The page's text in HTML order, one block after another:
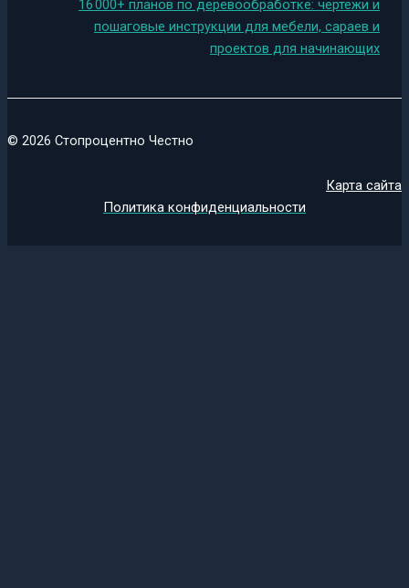
16 000+ планов по деревообработке: чертежи и
пошаговые инструкции для мебели, сараев и
проектов для начинающих
© 2026 Стопроцентно Честно
Карта сайта
Политика конфиденциальности